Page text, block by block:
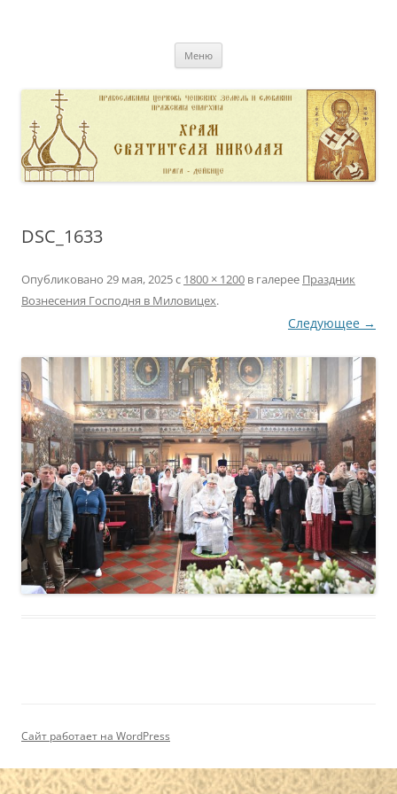
Меню
DSC_1633
Опубликовано 29 мая, 2025с 1800 × 1200 в галерее Праздник
Вознесения Господня в Миловицех.
Следующее →
Сайт работает на WordPress